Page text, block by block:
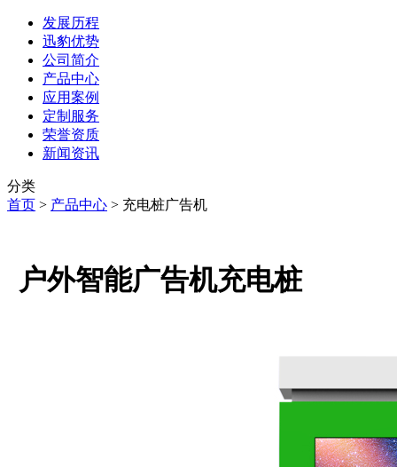
发展历程
迅豹优势
公司简介
产品中心
应用案例
定制服务
荣誉资质
新闻资讯
分类
首页 > 产品中心 > 充电桩广告机
户外智能广告机充电桩